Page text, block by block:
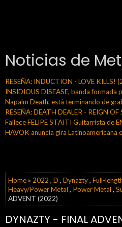
Noticias de
RESEÑA: INDUCTION - LOVE KILLS!
INSIDIOUS DISEASE, banda
Napalm Death, está terminando de
RESEÑA: DEATH DEALER - REIGN OF
Fallece FELIPE STAITI Guitarrista de
HAVOK anuncia gira Latinoamericana
Home» 2022 , D , Dynazty, Full-
Heavy/Power Metal , Power Metal ,
ADVENT (2022)
DYNAZTY - FINAL